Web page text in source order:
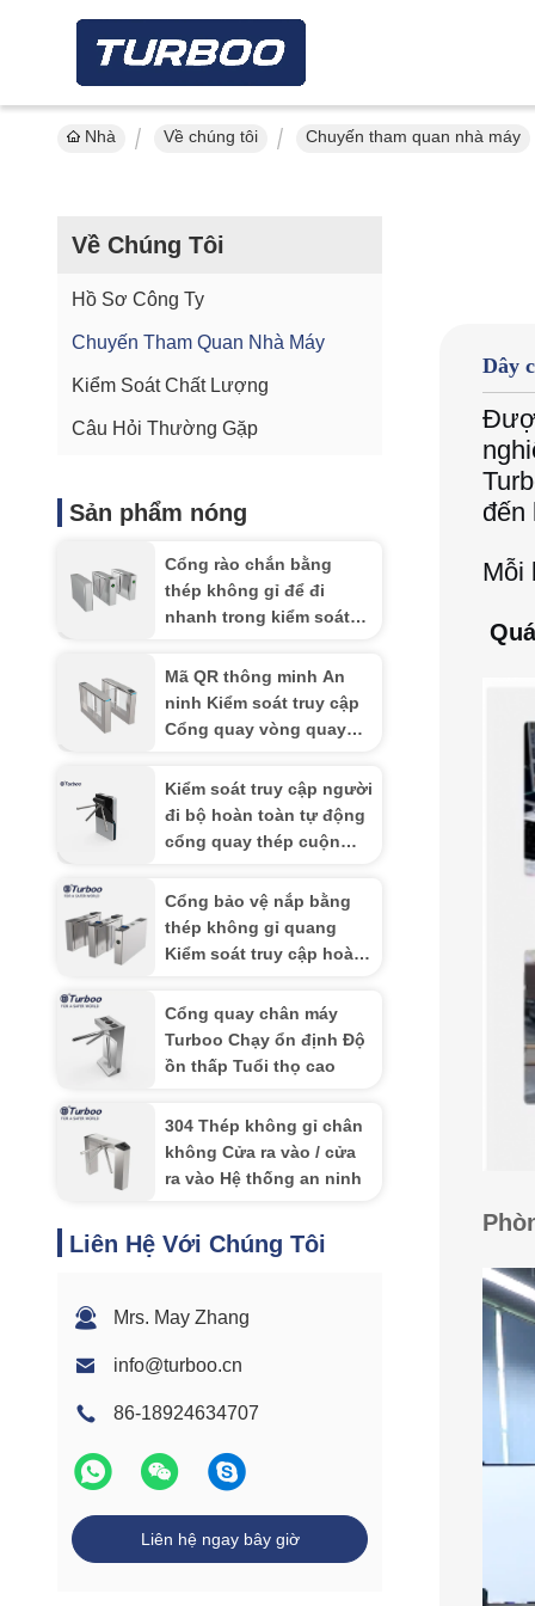
Nhà Về chúng tôi Chuyến tham quan nhà máy
Về Chúng Tôi
Hồ Sơ Công Ty
Chuyến Tham Quan Nhà Máy
Kiểm Soát Chất Lượng
Câu Hỏi Thường Gặp
Sản phẩm nóng
Cổng rào chắn bằng
thép không gỉ để đi
nhanh trong kiểm soát
quan
Mã QR thông minh An
ninh Kiểm soát truy cập
Cổng quay vòng quay
cho siêu thị tự động và
phòng tập thể dục
Kiểm soát truy cập người
đi bộ hoàn toàn tự động
cổng quay thép cuộn
1,5mm
Cổng bảo vệ nắp bằng
thép không gỉ quang
Kiểm soát truy cập hoàn
Cổng quay chân máy
Turboo Chạy ổn định Độ
ồn thấp Tuổi thọ cao
304 Thép không gỉ chân
không Cửa ra vào / cửa
ra vào Hệ thống an ninh
Liên Hệ Với Chúng Tôi
Mrs. May Zhang
info@turboo.cn
86-18924634707
Liên hệ ngay bây giờ
Dây
đến
Mỗi